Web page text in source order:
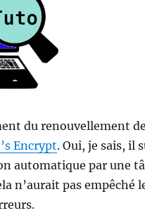
du renouvellement
Encrypt. Oui, je sais, il
automatique par une
n’aurait pas empêché